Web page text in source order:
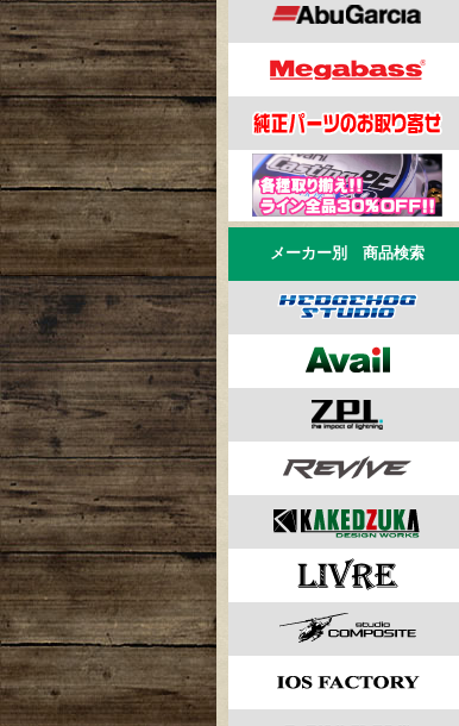
メーカー別 商品検索